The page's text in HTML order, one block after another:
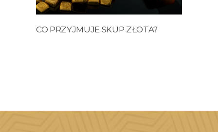
CO PRZYJMUJE SKUP ZŁOTA?